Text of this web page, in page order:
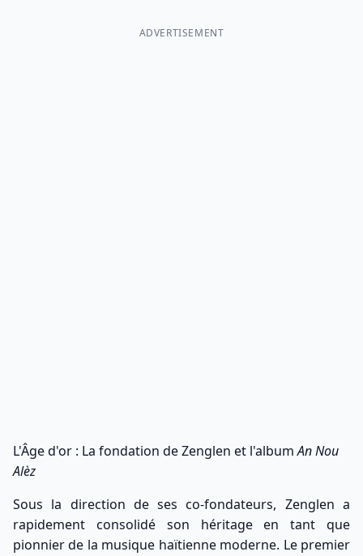
ADVERTISEMENT
L'Âge d'or : La fondation de Zenglen et l'albumAn Nou
Alèz
Sous la direction de ses co-fondateurs, Zenglen a
rapidement consolidé son héritage en tant que
pionnier de la musique haïtienne moderne. Le premier